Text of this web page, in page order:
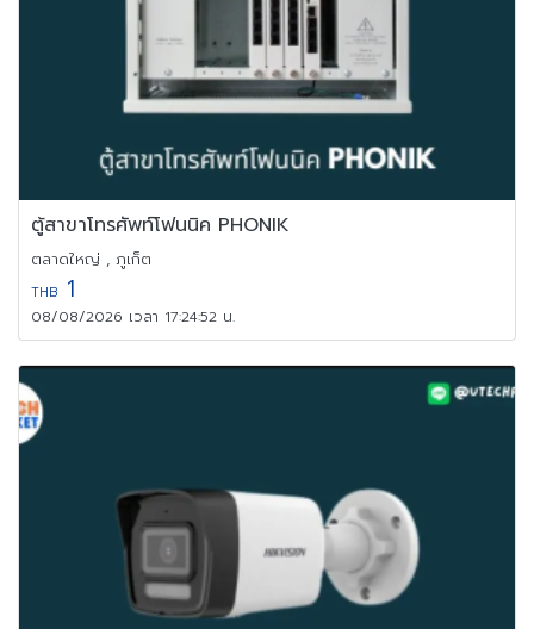
ตู้สาขาโทรศัพท์โฟนนิค PHONIK
ตลาดใหญ่ , ภูเก็ต
THB 1
08/08/2026 เวลา 17:24:52 น.